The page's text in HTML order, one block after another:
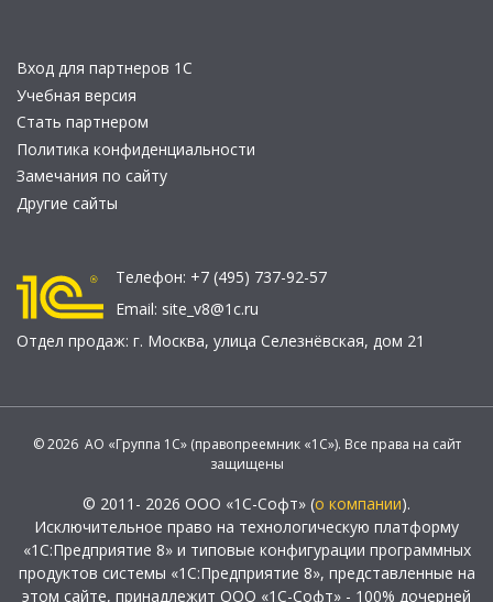
Вход для партнеров 1С
Учебная версия
Стать партнером
Политика конфиденциальности
Замечания по сайту
Другие сайты
Телефон: +7 (495) 737-92-57
Email: site_v8@1c.ru
Отдел продаж: г. Москва, улица Селезнёвская, дом 21
© 2026 АО «Группа 1С» (правопреемник «1С»). Все права на сайт
защищены
© 2011- 2026 ООО «1С-Софт» (о компании).
Исключительное право на технологическую платформу
«1С:Предприятие 8» и типовые конфигурации программных
продуктов системы «1С:Предприятие 8», представленные на
этом сайте, принадлежит ООО «1С-Софт» - 100% дочерней